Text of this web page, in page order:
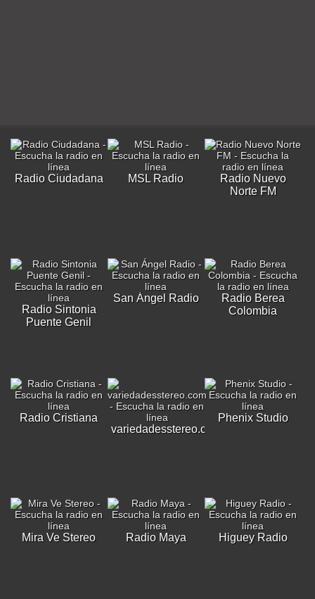
Radio Ciudadana MSL Radio
Radio Nuevo
Norte FM
Radio Sintonia
Puente Genil
San Ángel Radio
Radio Berea
Colombia
Radio Cristiana
variedadesstereo.com
Phenix Studio
Mira Ve Stereo Radio Maya Higuey Radio